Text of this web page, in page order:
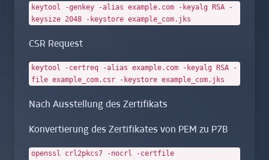
keytool -genkey -alias example.com -keyalg RSA -
keysize 2048 -keystore example_com.jks
CSR Request
keytool -certreq -alias example.com -keyalg RSA -
file example_com.csr -keystore example_com.jks
Nach Ausstellung des Zertifikats
Konvertierung des Zertifikates von PEM zu P7B
openssl crl2pkcs7 -nocrl -certfile